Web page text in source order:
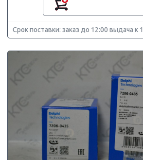
Срок поставки: заказ до 12:00 выдача к